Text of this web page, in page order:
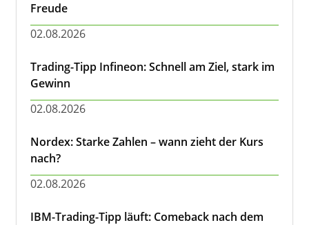
Freude
02.08.2026
Trading-Tipp Infineon: Schnell am Ziel, stark im
Gewinn
02.08.2026
Nordex: Starke Zahlen – wann zieht der Kurs
nach?
02.08.2026
IBM-Trading-Tipp läuft: Comeback nach dem